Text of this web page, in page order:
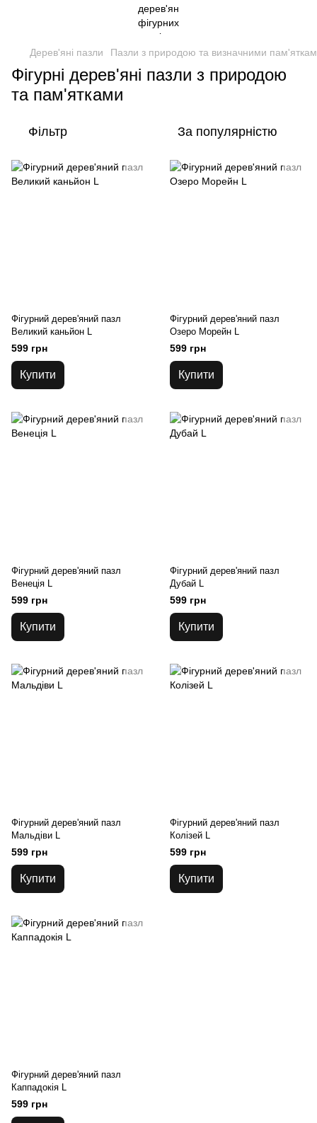
Дерев'яні пазли Пазли з природою та визначними
Фігурні дерев'яні пазли з природою
та пам'ятками
Фільтр За популярністю
Фігурний дерев'яний пазл
Великий каньйон L
599 грн
Купити
Фігурний дерев'яний пазл
Озеро Морейн L
599 грн
Купити
Фігурний дерев'яний пазл
Венеція L
599 грн
Купити
Фігурний дерев'яний пазл
Дубай L
599 грн
Купити
Фігурний дерев'яний пазл
Мальдіви L
599 грн
Купити
Фігурний дерев'яний пазл
Колізей L
599 грн
Купити
Фігурний дерев'яний пазл
Каппадокія L
599 грн